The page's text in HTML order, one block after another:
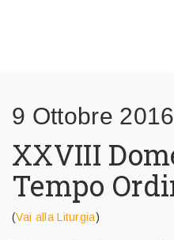
9 Ottobre 2016
XXVIII
Tempo
(Vai alla Liturgia)